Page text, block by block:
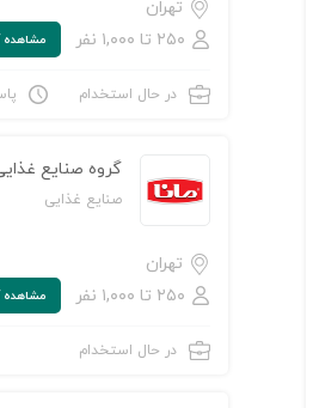
افزودن به لیست علاقه‌مندی‌ها
تهران
۲۵۰ تا ۱,۰۰۰ نفر
مشاهده‌
در حال استخدام
گروه صنایع
صنایع غذایی
تهران
۲۵۰ تا ۱,۰۰۰ نفر
مشاهده‌
در حال استخدام